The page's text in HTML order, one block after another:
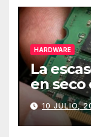
HARDWARE
La
en
de PCs
10 JULIO,